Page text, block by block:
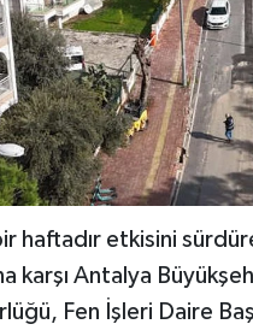
haftadır etkisini
karşı Antalya
Fen İşleri Daire